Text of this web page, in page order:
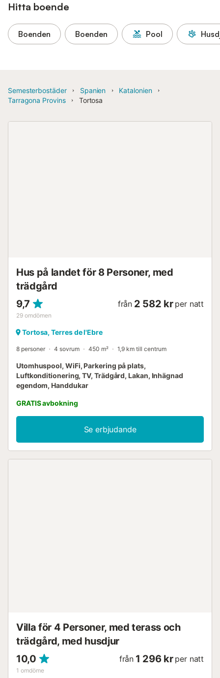
Hitta boende
Boenden Boenden Pool
Semesterbostäder Spanien
Katalonien
Tarragona Provins
Tortosa
Hus på landet för 8 Personer, med
trädgård
9,7
29 omdömen
från 2 582 kr per natt
Tortosa, Terres de l'Ebre
8 personer 4 sovrum 450 m² 1,9 km till centrum
Utomhuspool, WiFi, Parkering på plats,
Luftkonditionering, TV, Trädgård, Lakan, Inhägnad
egendom, Handdukar
GRATIS avbokning
Se erbjudande
Villa för 4 Personer, med terass och
trädgård, med husdjur
10,0
1 omdöme
från 1 296 kr per natt